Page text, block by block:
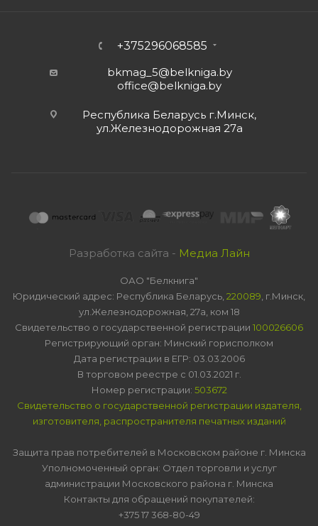
+375296068585
bkmag_5@belkniga.by
office@belkniga.by
Республика Беларусь г.Минск,
ул.Железнодорожная 27а
Разработка сайта - Медиа Лайн
ОАО "Белкнига"
Юридический адрес: Республика Беларусь, 220089 , г.Минск,
ул.Железнодорожная, 27а, ком 18
Свидетельство о государственной регистрации 100026606
Регистрирующий орган: Минский горисполком
Дата регистрации в ЕГР: 03.03.2006
В торговом реестре с 01.03.2021 г.
Номер регистрации: 503672
Свидетельство о государственной регистрации издателя,
изготовителя, распространителя печатных изданий
Защита прав потребителей в Московском районе г. Минска
Уполномоченный орган: Отдел торговли и услуг
администрации Московского района г. Минска
Контакты для обращений покупателей:
+375 17 368-80-49